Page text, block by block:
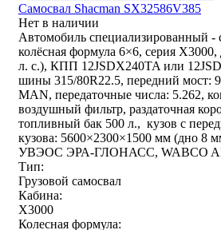
Самосвал Shacman SX32586V385
Нет в наличии
Автомобиль специализированный -
колёсная формула 6×6, серия
л. с.), КПП 12JSDX240TA или
шины 315/80R22.5, передний мост:
MAN, передаточные числа: 5.262,
воздушный фильтр, раздаточная
топливный бак 500 л., кузов с
кузова: 5600×2300×1500 мм (дно 8
УВЭОС ЭРА-ГЛОНАСС, WABCO
Тип:
Грузовой самосвал
Кабина:
X3000
Колесная формула: